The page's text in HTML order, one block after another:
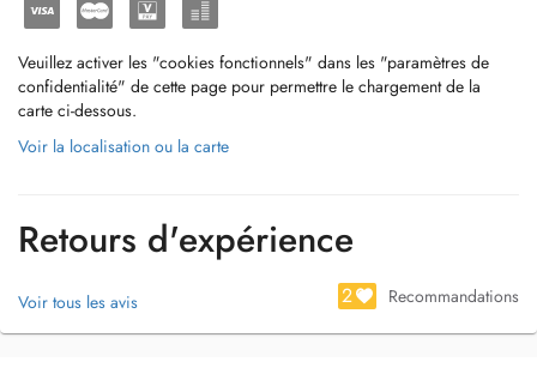
Veuillez activer les "cookies fonctionnels" dans les "paramètres de
confidentialité" de cette page pour permettre le chargement de la
carte ci-dessous.
Voir la localisation ou la carte
Retours d'expérience
Voir tous les avis 2 Recommandations